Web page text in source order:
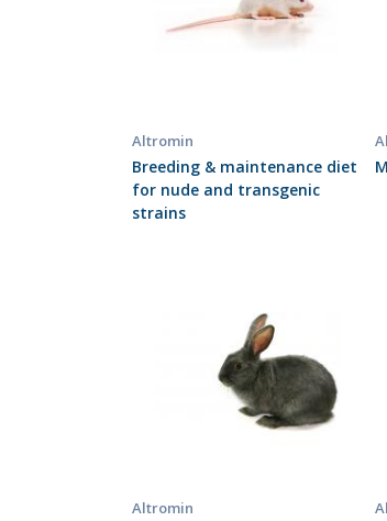
Altromin
Breeding & maintenance diet
for nude and transgenic
strains
Altromin